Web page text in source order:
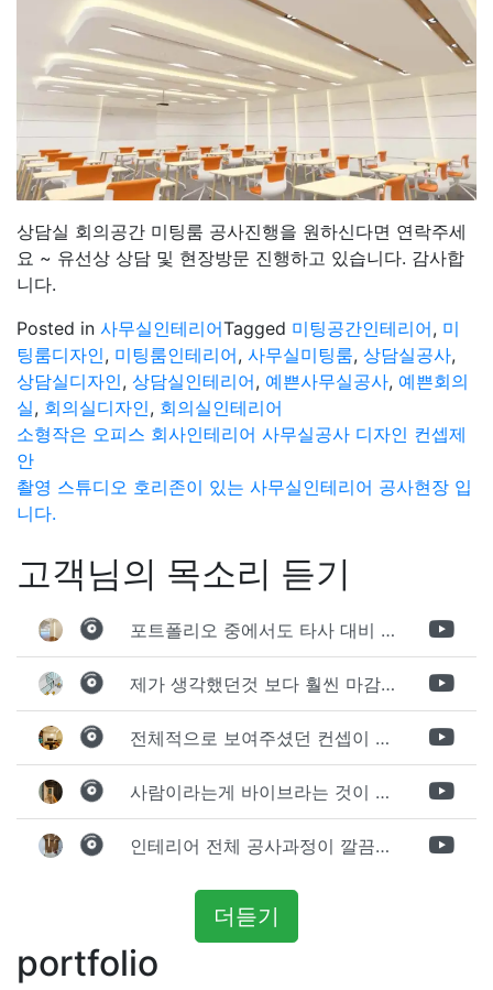
상담실 회의공간 미팅룸 공사진행을 원하신다면 연락주세
요 ~ 유선상 상담 및 현장방문 진행하고 있습니다. 감사합
니다.
Posted in 사무실인테리어Tagged 미팅공간인테리어, 미
팅룸디자인, 미팅룸인테리어, 사무실미팅룸, 상담실공사,
상담실디자인, 상담실인테리어, 예쁜사무실공사, 예쁜회의
실, 회의실디자인, 회의실인테리어
글
탐
색
소형작은 오피스 회사인테리어 사무실공사 디자인 컨셉제
안
촬영 스튜디오 호리존이 있는 사무실인테리어 공사현장 입
니다.
고객님의 목소리 듣기
포트폴리오 중에서도 타사 대비 상세하게 진행되는것 같다는 느낌을 많이 받았습니다. 시공 기반과 디자인기반의 인테리어 회사의 차이점을 알게되었는데 인테리어 디자인 기반의 회사와의 컨텍이 굉장히 만족스러웠습니다.
제가 생각했던것 보다 훨씬 마감이 멋있게 잘 나왔습니다. 바닥 이라던지 벽지색상 그리고 통유리로 추천 해주신것도 참 좋았습니다. 916의 노하우를 잘 살려서 공사는 잘 마무리 된것 같습니다.
전체적으로 보여주셨던 컨셉이 너무 마음에 들었고 실장님께서 개인적으로 만족감 있는 공사를 하고 있다는 느낌이 좋았습니다.
사람이라는게 바이브라는 것이 다 있고 뽐어져 나오는 에너지가 있다고 생각을 합니다. 사람이 가장중요하기 때문에 처음 만났을때 실장님의 에너지가 좋았고 첫인상으로 업체를 선정하게 되었습니다.
인테리어 전체 공사과정이 깔끔하게 진행이 되었고 공사 후 A/S도 빠르게 충실하게 진행을 해주셨습니다.
더듣기
portfolio